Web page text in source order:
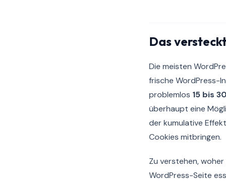
Das
Die meisten
frische WordPress-
problemlos 15 bis
überhaupt eine
der kumulative
Cookies mitbringen.
Zu verstehen,
WordPress-Seite